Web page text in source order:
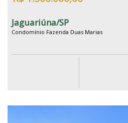
Jaguariúna/SP
Condomínio Fazenda Duas Marias